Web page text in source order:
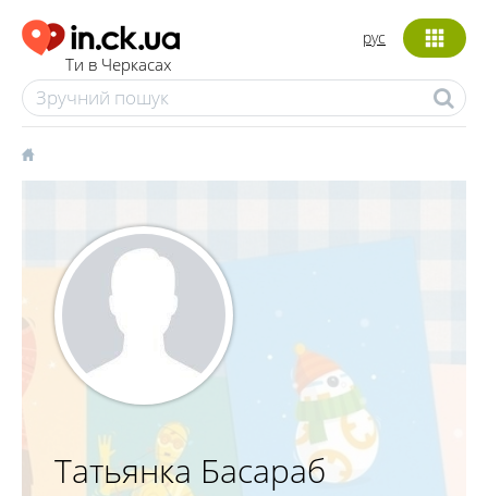
Ти в Черкасах
рус
Татьянка Басараб